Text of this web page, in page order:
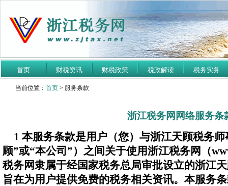
首页 财税资讯 财税政策 税政解读 税务实务
当前位置： 首页 > 服务条款
浙江税务网网络服务条
1 本服务条款是用户（您）与浙江天顾税务
顾”或“本公司”）之间关于使用浙江税务网（
税务网隶属于经国家税务总局审批设立的浙江
旨在为用户提供免费的税务相关资讯。本服务